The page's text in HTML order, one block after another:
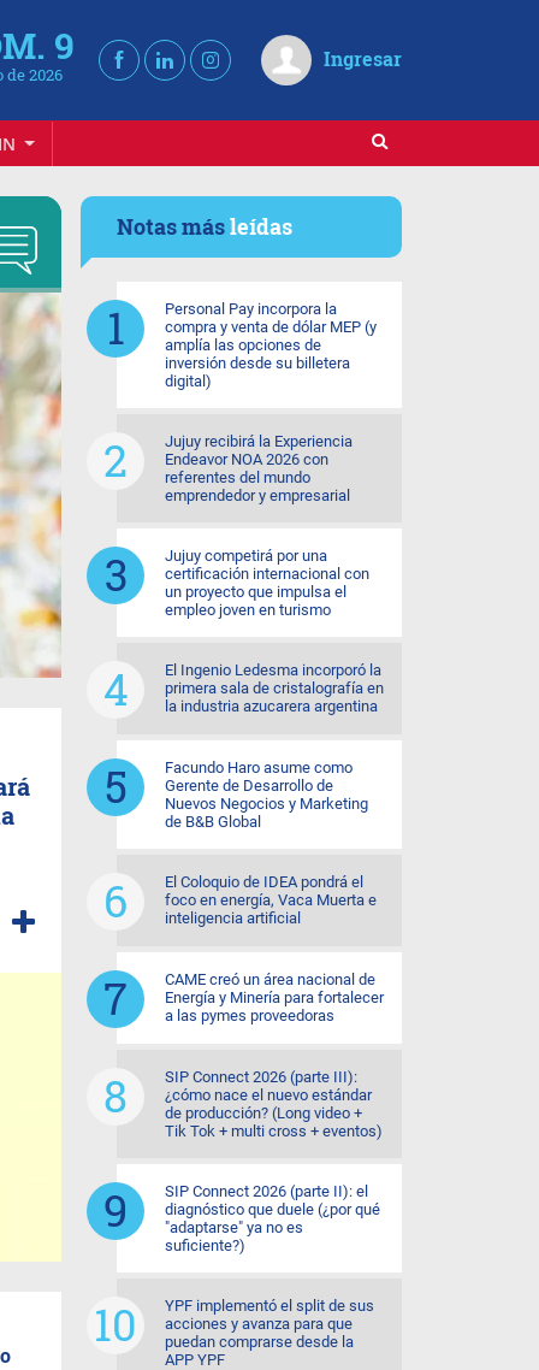
9
de 2026
Ingresar
Notas másleídas
Personal Pay incorpora la
compra y venta de dólar MEP (y
amplía las opciones de
inversión desde su billetera
digital)
Jujuy recibirá la Experiencia
Endeavor NOA 2026 con
referentes del mundo
emprendedor y empresarial
Jujuy competirá por una
certificación internacional con
un proyecto que impulsa el
empleo joven en turismo
El Ingenio Ledesma incorporó la
primera sala de cristalografía en
la industria azucarera argentina
Facundo Haro asume como
Gerente de Desarrollo de
Nuevos Negocios y Marketing
de B&B Global
El Coloquio de IDEA pondrá el
foco en energía, Vaca Muerta e
inteligencia artificial
CAME creó un área nacional de
Energía y Minería para fortalecer
a las pymes proveedoras
SIP Connect 2026 (parte III):
¿cómo nace el nuevo estándar
de producción? (Long video +
Tik Tok + multi cross + eventos)
SIP Connect 2026 (parte II): el
diagnóstico que duele (¿por qué
"adaptarse" ya no es
suficiente?)
YPF implementó el split de sus
acciones y avanza para que
puedan comprarse desde la
APP YPF